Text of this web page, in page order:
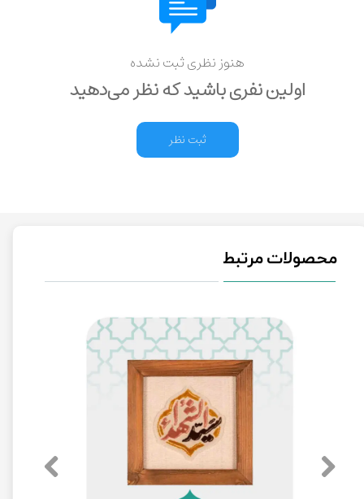
هنوز نظری ثبت نشده
اولین نفری باشید که نظر می‌دهید
ثبت نظر
محصولات مرتبط